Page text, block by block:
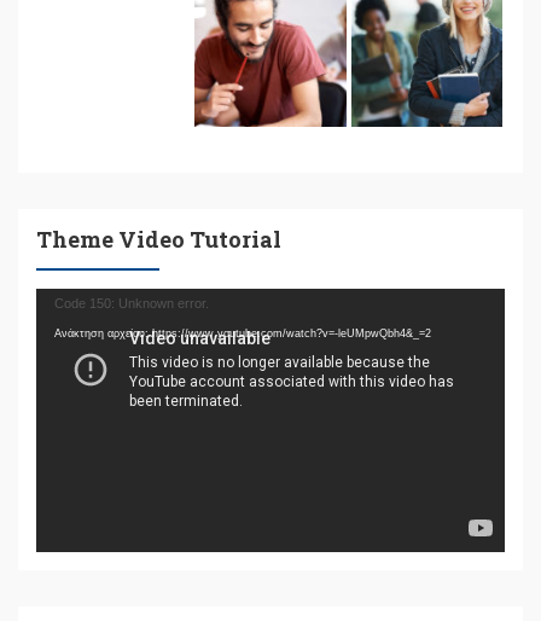
Theme Video Tutorial
Πρόγραμμα
Αναπαραγωγής
Βίντεο
Code 150: Unknown error.
Ανάκτηση αρχείου: https://www.youtube.com/watch?v=-leUMpwQbh4&_=2